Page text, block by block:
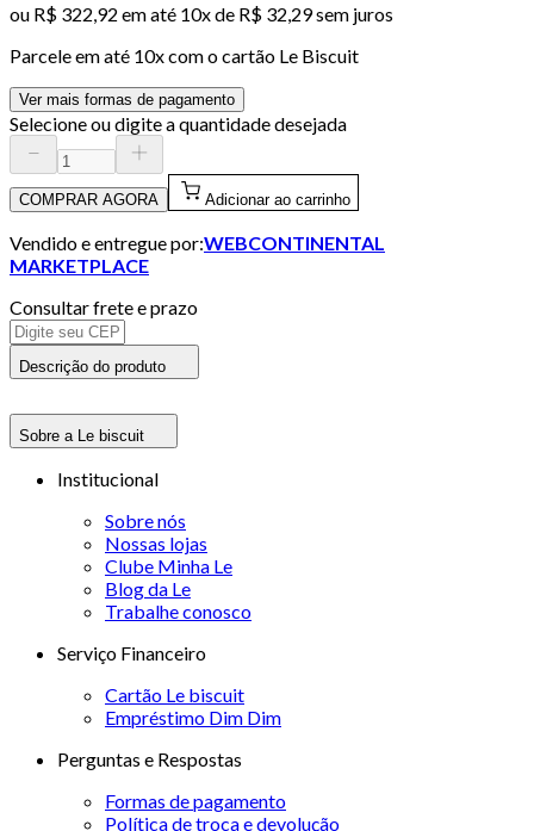
ou R$ 322,92 em até 10x de R$ 32,29 sem juros
Parcele em até 10x com o cartão Le Biscuit
Ver mais formas de pagamento
Selecione ou digite a quantidade desejada
COMPRAR AGORA Adicionar ao carrinho
Vendido e entregue por:WEBCONTINENTAL
MARKETPLACE
Consultar frete e prazo
Descrição do produto
Sobre a Le biscuit
Institucional
Sobre nós
Nossas lojas
Clube Minha Le
Blog da Le
Trabalhe conosco
Serviço Financeiro
Cartão Le biscuit
Empréstimo Dim Dim
Perguntas e Respostas
Formas de pagamento
Política de troca e devolução